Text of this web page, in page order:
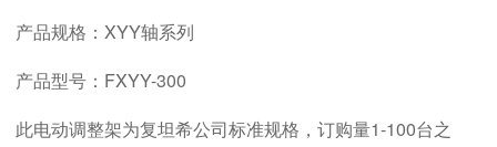
产品规格：XYY轴系列
产品型号：FXYY-300
此电动调整架为复坦希公司标准规格，订购量1-100台之